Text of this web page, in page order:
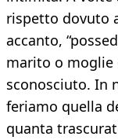
rispetto dovuto
accanto,
marito o moglie
sconosciuto. In
feriamo quella
quanta